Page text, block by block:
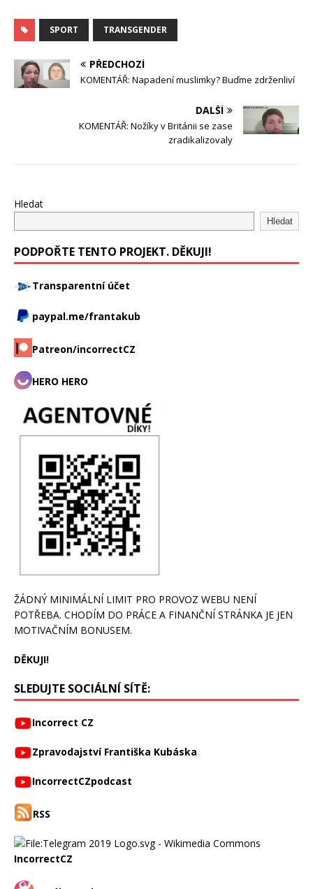
SPORT TRANSGENDER
PŘEDCHOZÍ
KOMENTÁŘ: Napadení muslimky? Buďme zdrženliví
DALŠÍ
KOMENTÁŘ: Nožíky v Británii se zase
zradikalizovaly
Hledat
Hledat
PODPOŘTE TENTO PROJEKT. DĚKUJI!
Transparentní účet
paypal.me/frantakub
Patreon/incorrectCZ
HERO HERO
ŽÁDNÝ MINIMÁLNÍ LIMIT PRO PROVOZ WEBU NENÍ
POTŘEBA. CHODÍM DO PRÁCE A FINANČNÍ STRÁNKA JE JEN
MOTIVAČNÍM BONUSEM.
DĚKUJI!
SLEDUJTE SOCIÁLNÍ SÍTĚ:
Incorrect CZ
Zpravodajství Františka Kubáska
IncorrectCZpodcast
RSS
IncorrectCZ